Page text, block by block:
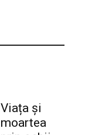
Viața și
moartea